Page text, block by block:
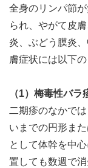
全身のリンパ節
られ、やがて皮
炎、ぶどう膜炎
膚症状には以下
（1）梅毒性バラ
二期疹のなかで
いまでの円形ま
として体幹を中
置しても数週で消